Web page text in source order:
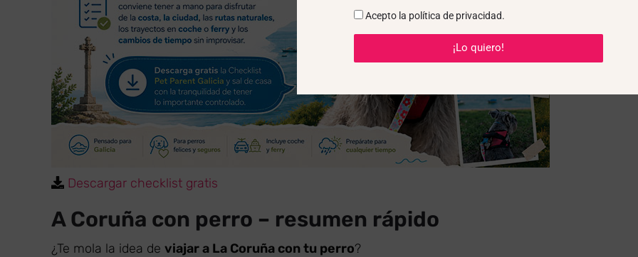
Descargar checklist gratis
A Coruña con perro – resumen rápido
¿Te mola la idea de viajar a La Coruña con tu perro?
Acepto la política de privacidad.
¡Lo quiero!